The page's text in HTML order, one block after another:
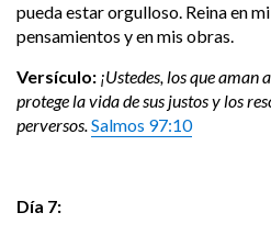
pueda estar orgulloso. Reina en
pensamientos y en mis obras.
Versículo: ¡Ustedes, los que aman
protege la vida de sus justos y los
perversos.Salmos 97:10
Día 7: